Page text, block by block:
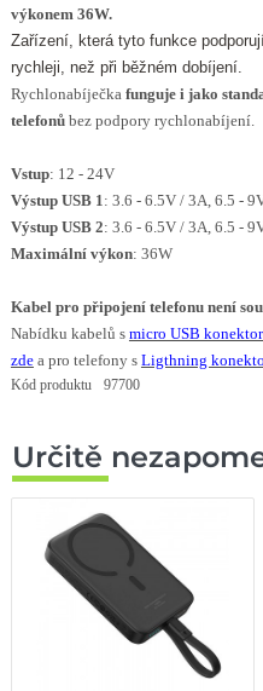
výkonem 36W.
Zařízení, která tyto funkce
rychleji, než při běžném dobíjení.
Rychlonabíječka funguje i jako
telefonůbez podpory rychlonabíjení.
Vstup: 12 - 24V
Výstup USB 1 : 3.6 - 6.5V / 3A, 6.5 -
Výstup USB 2: 3.6 - 6.5V / 3A, 6.5 -
Maximální výkon: 36W
Kabel pro připojení telefonu není
Nabídku kabelů s micro USB
zdea pro telefony s Ligthning
Kód produktu 97700
Určitě